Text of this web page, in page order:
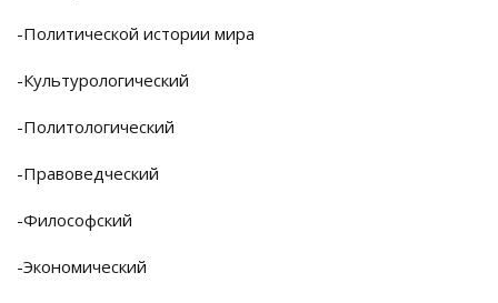
-Политической истории мира
-Культурологический
-Политологический
-Правоведческий
-Философский
-Экономический